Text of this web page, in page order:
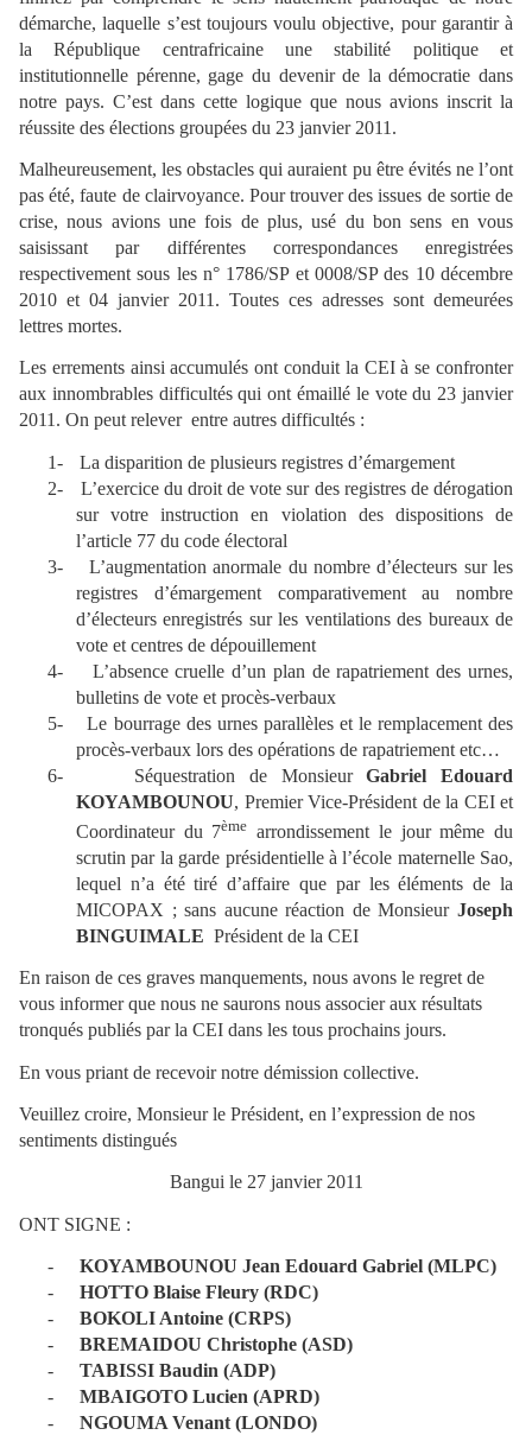
démarche, laquelle s’est toujours voulu objective, pour garantir à
la République centrafricaine une stabilité politique et
institutionnelle pérenne, gage du devenir de la démocratie dans
notre pays. C’est dans cette logique que nous avions inscrit la
réussite des élections groupées du 23 janvier 2011.
Malheureusement, les obstacles qui auraient pu être évités ne l’ont
pas été, faute de clairvoyance. Pour trouver des issues de sortie de
crise, nous avions une fois de plus, usé du bon sens en vous
saisissant par différentes correspondances enregistrées
respectivement sous les n° 1786/SP et 0008/SP des 10 décembre
2010 et 04 janvier 2011. Toutes ces adresses sont demeurées
lettres mortes.
Les errements ainsi accumulés ont conduit la CEI à se confronter
aux innombrables difficultés qui ont émaillé le vote du 23 janvier
2011. On peut relever entre autres difficultés :
1-
La disparition de plusieurs registres d’émargement
2-
L’exercice du droit de vote sur des registres de dérogation
sur votre instruction en violation des dispositions de
l’article 77 du code électoral
3-
L’augmentation anormale du nombre d’électeurs sur les
registres d’émargement comparativement au nombre
d’électeurs enregistrés sur les ventilations des bureaux de
vote et centres de dépouillement
4-
L’absence cruelle d’un plan de rapatriement des urnes,
bulletins de vote et procès-verbaux
5-
Le bourrage des urnes parallèles et le remplacement des
procès-verbaux lors des opérations de rapatriement etc…
6-
Séquestration de MonsieurGabriel Edouard
KOYAMBOUNOU, Premier Vice-Président de la CEI et
Coordinateur du 7ème arrondissement le jour même du
scrutin par la garde présidentielle à l’école maternelle Sao,
lequel n’a été tiré d’affaire que par les éléments de la
MICOPAX ; sans aucune réaction de Monsieur Joseph
BINGUIMALE Président de la CEI
En raison de ces graves manquements, nous avons le regret de
vous informer que nous ne saurons nous associer aux résultats
tronqués publiés par la CEI dans les tous prochains jours.
En vous priant de recevoir notre démission collective.
Veuillez croire, Monsieur le Président, en l’expression de nos
sentiments distingués
Bangui le 27 janvier 2011
ONT SIGNE :
-
KOYAMBOUNOU Jean Edouard Gabriel (MLPC)
-
HOTTO Blaise Fleury (RDC)
-
BOKOLI Antoine (CRPS)
-
BREMAIDOU Christophe (ASD)
-
TABISSI Baudin (ADP)
-
MBAIGOTO Lucien (APRD)
-
NGOUMA Venant (LONDO)